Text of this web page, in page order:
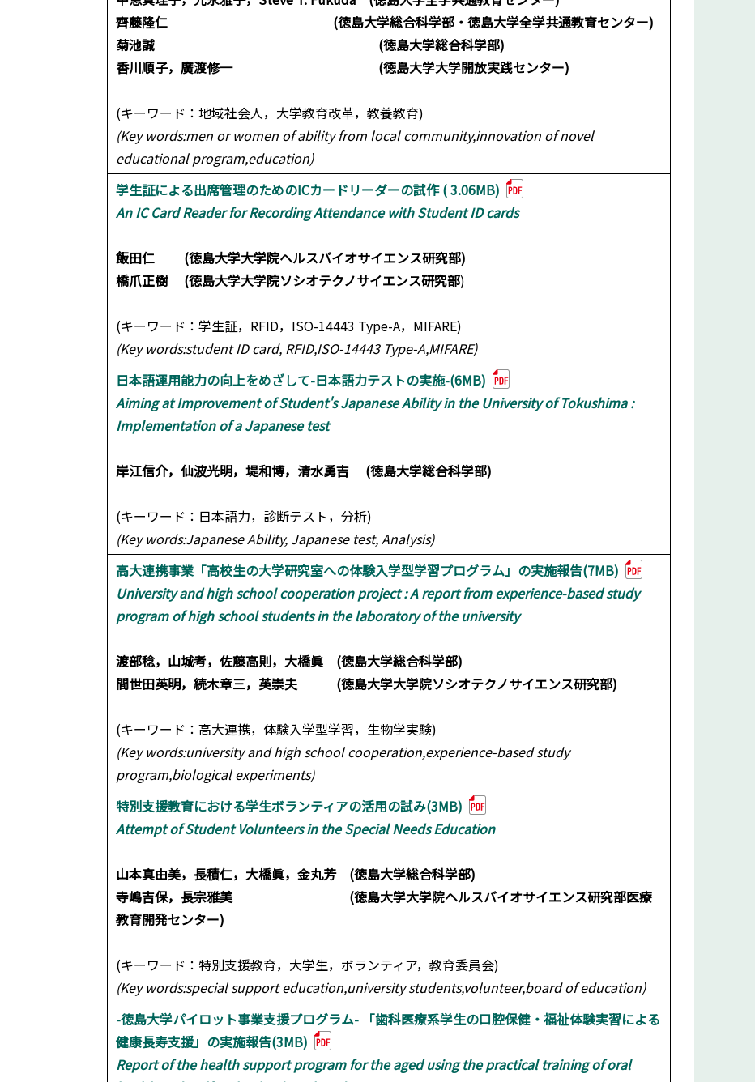
齊藤隆仁 (徳島大学総合科学部・徳島大学全学共通教育センター)
菊池誠 (徳島大学総合科学部)
香川順子，廣渡修一 (徳島大学大学開放実践センター)
(キーワード：地域社会人，大学教育改革，教養教育)
(Key words:men or women of ability from local community,innovation of novel
educational program,education)
学生証による出席管理のためのICカードリーダーの試作 ( 3.06MB)
An IC Card Reader for Recording Attendance with Student ID cards
飯田仁 (徳島大学大学院ヘルスバイオサイエンス研究部)
橋爪正樹 (徳島大学大学院ソシオテクノサイエンス研究部)
(キーワード：学生証，RFID，ISO-14443 Type-A，MIFARE)
(Key words:student ID card, RFID,ISO-14443 Type-A,MIFARE)
日本語運用能力の向上をめざして-日本語力テストの実施-(6MB)
Aiming at Improvement of Student's Japanese Ability in the University of Tokushima :
Implementation of a Japanese test
岸江信介，仙波光明，堤和博，清水勇吉 (徳島大学総合科学部)
(キーワード：日本語力，診断テスト，分析)
(Key words:Japanese Ability, Japanese test, Analysis)
高大連携事業「高校生の大学研究室への体験入学型学習プログラム」の実施報告(7MB)
University and high school cooperation project : A report from experience-based study
program of high school students in the laboratory of the university
渡部稔，山城考，佐藤高則，大橋眞 (徳島大学総合科学部)
間世田英明，続木章三，英崇夫 (徳島大学大学院ソシオテクノサイエンス研究部)
(キーワード：高大連携，体験入学型学習，生物学実験)
(Key words:university and high school cooperation,experience-based study
program,biological experiments)
特別支援教育における学生ボランティアの活用の試み(3MB)
Attempt of Student Volunteers in the Special Needs Education
山本真由美，長積仁，大橋眞，金丸芳 (徳島大学総合科学部)
寺嶋吉保，長宗雅美 (徳島大学大学院ヘルスバイオサイエンス研究部医療
教育開発センター)
(キーワード：特別支援教育，大学生，ボランティア，教育委員会)
(Key words:special support education,university students,volunteer,board of education)
-徳島大学パイロット事業支援プログラム- 「歯科医療系学生の口腔保健・福祉体験実習による
健康長寿支援」の実施報告(3MB)
Report of the health support program for the aged using the practical training of oral